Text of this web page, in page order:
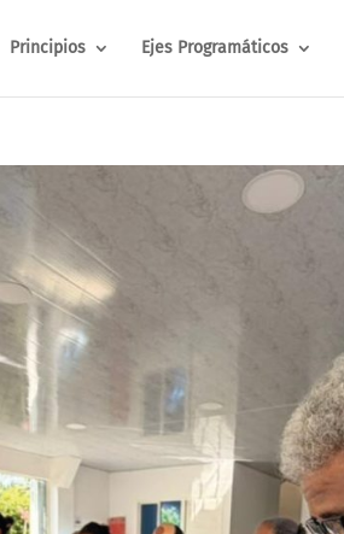
Principios Ejes Programáticos